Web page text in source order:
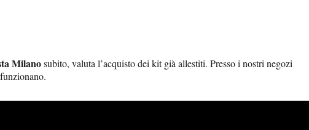
Milanosubito, valuta l’acquisto dei kit già allestiti. Presso i nostri negozi